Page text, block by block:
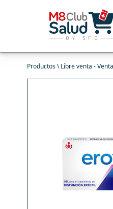
Productos \Libre venta -